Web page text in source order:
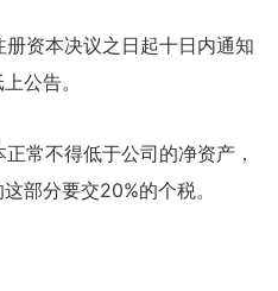
资本决议之日起十日内通知
公告。
常不得低于公司的净资产，
部分要交20%的个税。